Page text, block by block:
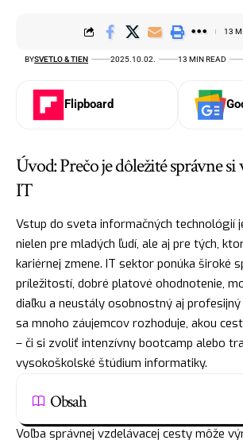
BYSVETLO & TIEN 2025.10.02. 13 MIN READ
13
Flipboard
Úvod: Prečo je dôležité správne si
IT
Vstup do sveta informačných technológií
nielen pre mladých ľudí, ale aj pre tých,
kariérnej zmene. IT sektor ponúka široké
príležitostí, dobré platové ohodnotenie,
diaľku a neustály osobnostný aj
sa mnoho záujemcov rozhoduje, akou
– či si zvoliť intenzívny bootcamp alebo
vysokoškolské štúdium informatiky.
Obsah
Voľba správnej vzdelávacej cesty môže